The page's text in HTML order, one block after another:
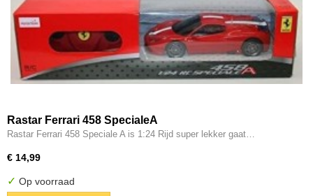
Rastar Ferrari 458 SpecialeA
Rastar Ferrari 458 Speciale A is 1:24 Rijd super lekker gaat…
€ 14,99
✓ Op voorraad